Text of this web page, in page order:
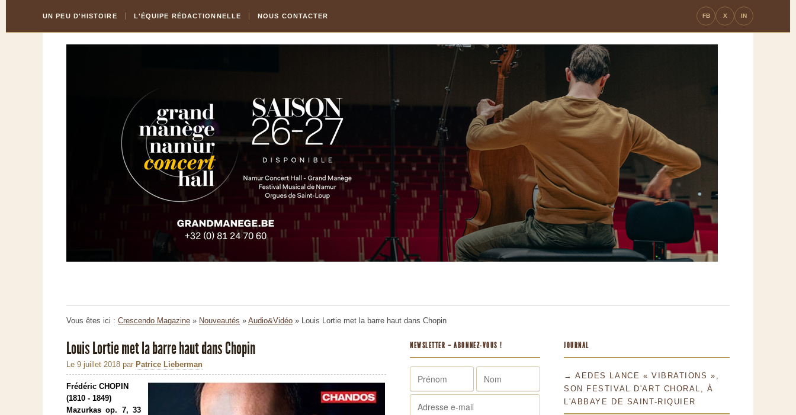
Content
la
UN PEU D'HISTOIRE L'ÉQUIPE RÉDACTIONNELLE NOUS CONTACTER FB X IN
Vous êtes ici : Crescendo Magazine » Nouveautés » Audio&Vidéo » Louis Lortie met la barre haut dans Chopin
Louis Lortie met la barre haut dans Chopin
Le 9 juillet 2018 par Patrice Lieberman
Frédéric CHOPIN
(1810 - 1849)
Mazurkas op. 7, 33
NEWSLETTER – ABONNEZ-VOUS ! JOURNAL
→ AEDES LANCE « VIBRATIONS »,
SON FESTIVAL D'ART CHORAL, À
L'ABBAYE DE SAINT-RIQUIER